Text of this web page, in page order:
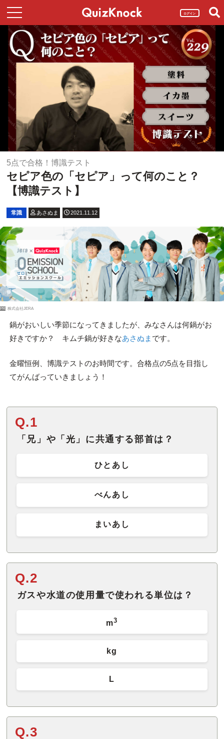
ログイン
5点で合格！博識テスト
セピア色の「セピア」って何のこと？
【博識テスト】
常識 あさぬま 2021.11.12
PR 株式会社JERA
鍋がおいしい季節になってきましたが、みなさんは何鍋がお
好きですか？ キムチ鍋が好きなあさぬま です。
金曜恒例、博識テストのお時間です。合格点の5点を目指し
てがんばっていきましょう！
Q.1
「兄」や「光」に共通する部首は？
ひとあし
べんあし
まいあし
Q.2
ガスや水道の使用量で使われる単位は？
m3
kg
L
Q.3